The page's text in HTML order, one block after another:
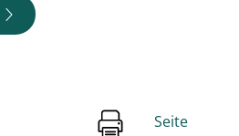
Seite